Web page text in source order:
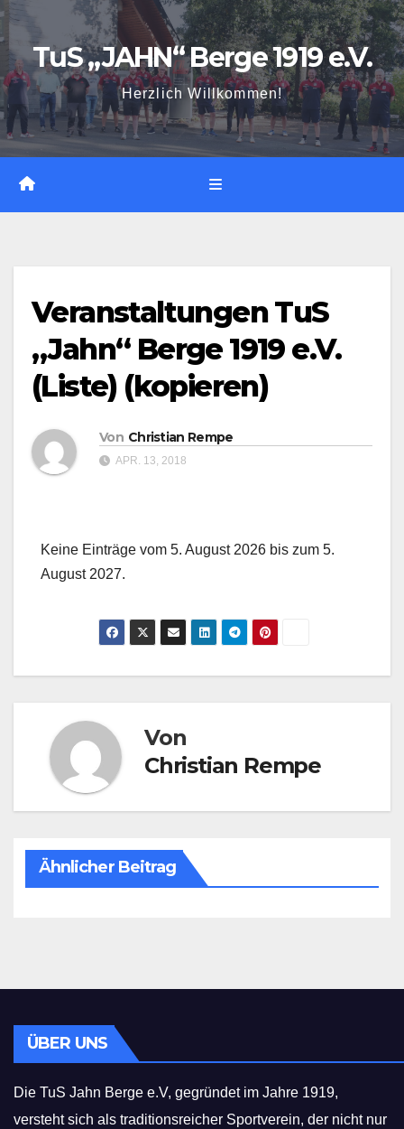
Zum
Inhalt
springenTuS „JAHN“ Berge 1919 e.V.
Herzlich Willkommen!
Veranstaltungen TuS
„Jahn“ Berge 1919 e.V.
(Liste) (kopieren)
Von Christian Rempe
APR. 13, 2018
Keine Einträge vom 5. August 2026 bis zum 5.
August 2027.
Von
Christian Rempe
Ähnlicher Beitrag
ÜBER UNS
Die TuS Jahn Berge e.V, gegründet im Jahre 1919,
versteht sich als traditionsreicher Sportverein, der nicht nur